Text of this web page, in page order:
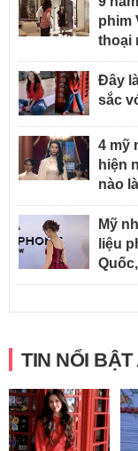
phim
thoại
Đây
sắc
4 mỹ
hiện
nào
Mỹ
liệu
TIN NỔI BẬT